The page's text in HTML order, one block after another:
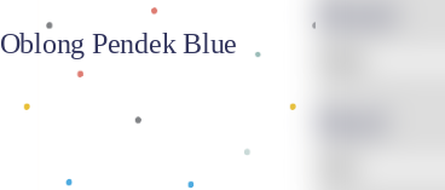
Oblong Pendek Blue
Model